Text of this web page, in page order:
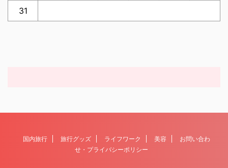
31
国内旅行 旅行グッズ ライフワーク 美容
お問い合わ
せ・プライバシーポリシー